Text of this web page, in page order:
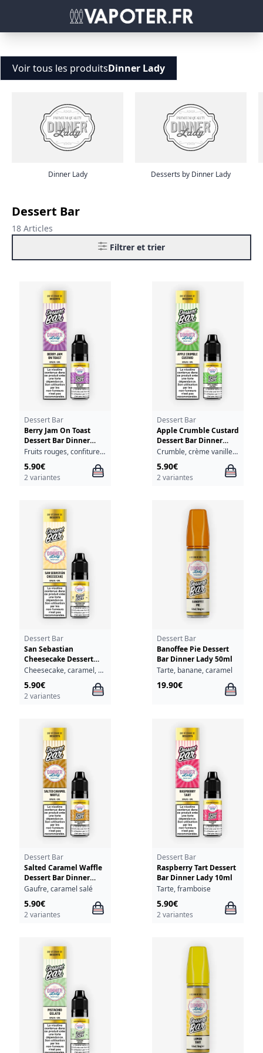
Voir tous les produitsDinner Lady
Dinner Lady Desserts by Dinner Lady
Dessert Bar
18 Articles
Filtrer et trier
Dessert Bar
Berry Jam On Toast
Dessert Bar Dinner
Lady 10ml
Fruits rouges, confiture, toast grillé
5.90€
2 variantes
Dessert Bar
Apple Crumble Custard
Dessert Bar Dinner
Lady 10ml
Crumble, crème vanille, pomme
5.90€
2 variantes
Dessert Bar
San Sebastian
Cheesecake Dessert
Bar Dinner Lady 10mlCheesecake, caramel, vanille
5.90€
2 variantes
Dessert Bar
Banoffee Pie Dessert
Bar Dinner Lady 50ml
Tarte, banane, caramel
19.90€
Dessert Bar
Salted Caramel Waffle
Dessert Bar Dinner
Lady 10ml
Gaufre, caramel salé
5.90€
2 variantes
Dessert Bar
Raspberry Tart Dessert
Bar Dinner Lady 10ml
Tarte, framboise
5.90€
2 variantes